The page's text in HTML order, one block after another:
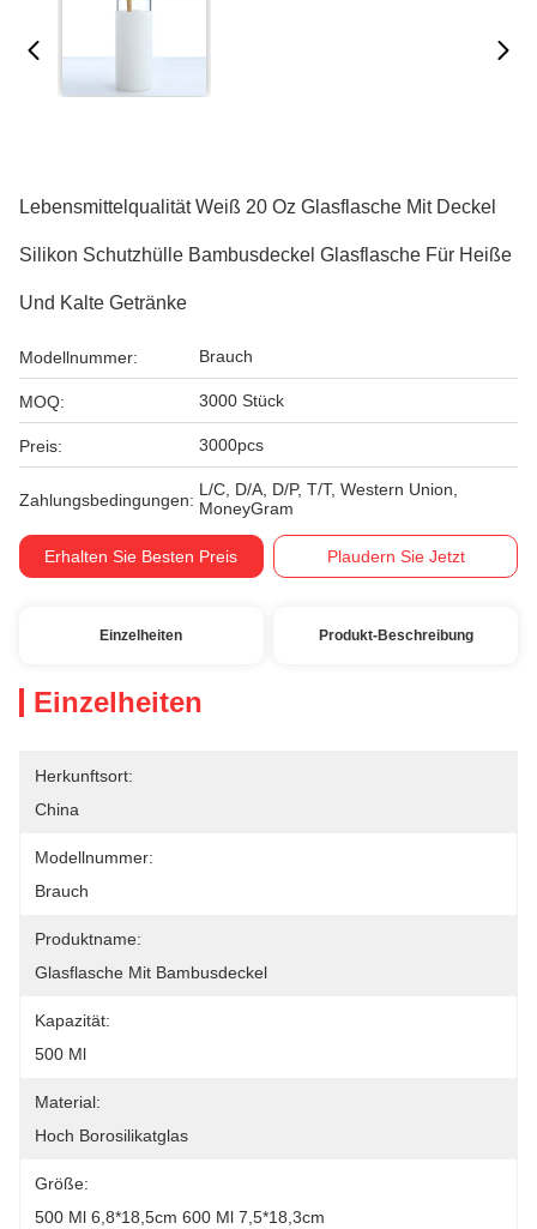
Lebensmittelqualität Weiß 20 Oz Glasflasche Mit Deckel
Silikon Schutzhülle Bambusdeckel Glasflasche Für Heiße
Und Kalte Getränke
Modellnummer: Brauch
MOQ: 3000 Stück
Preis: 3000pcs
Zahlungsbedingungen:
L/C, D/A, D/P, T/T, Western Union,
MoneyGram
Erhalten Sie Besten Preis Plaudern Sie Jetzt
Einzelheiten Produkt-Beschreibung
Einzelheiten
Herkunftsort:
China
Modellnummer:
Brauch
Produktname:
Glasflasche Mit Bambusdeckel
Kapazität:
500 Ml
Material:
Hoch Borosilikatglas
Größe:
500 Ml 6,8*18,5cm 600 Ml 7,5*18,3cm